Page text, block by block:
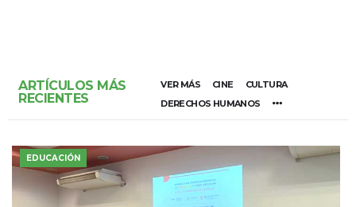
ARTÍCULOS MÁS
RECIENTES
VER MÁS CINE
CULTURA
DERECHOS HUMANOS
EDUCACIÓN